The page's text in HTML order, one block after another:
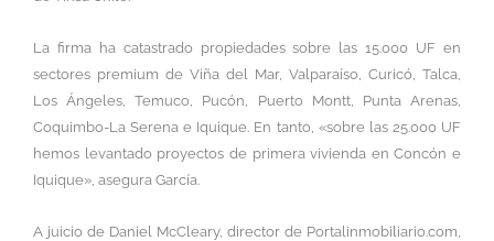
La firma ha catastrado propiedades sobre las 15.000 UF en
sectores premium de Viña del Mar, Valparaíso, Curicó, Talca,
Los Ángeles, Temuco, Pucón, Puerto Montt, Punta Arenas,
Coquimbo-La Serena e Iquique. En tanto, «sobre las 25.000 UF
hemos levantado proyectos de primera vivienda en Concón e
Iquique», asegura García.
A juicio de Daniel McCleary, director de Portalinmobiliario.com,